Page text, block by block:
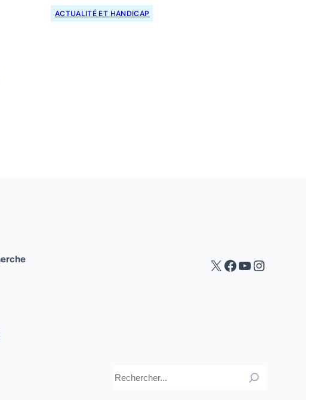
ACTUALITÉ ET HANDICAP
X Facebook
YouTube